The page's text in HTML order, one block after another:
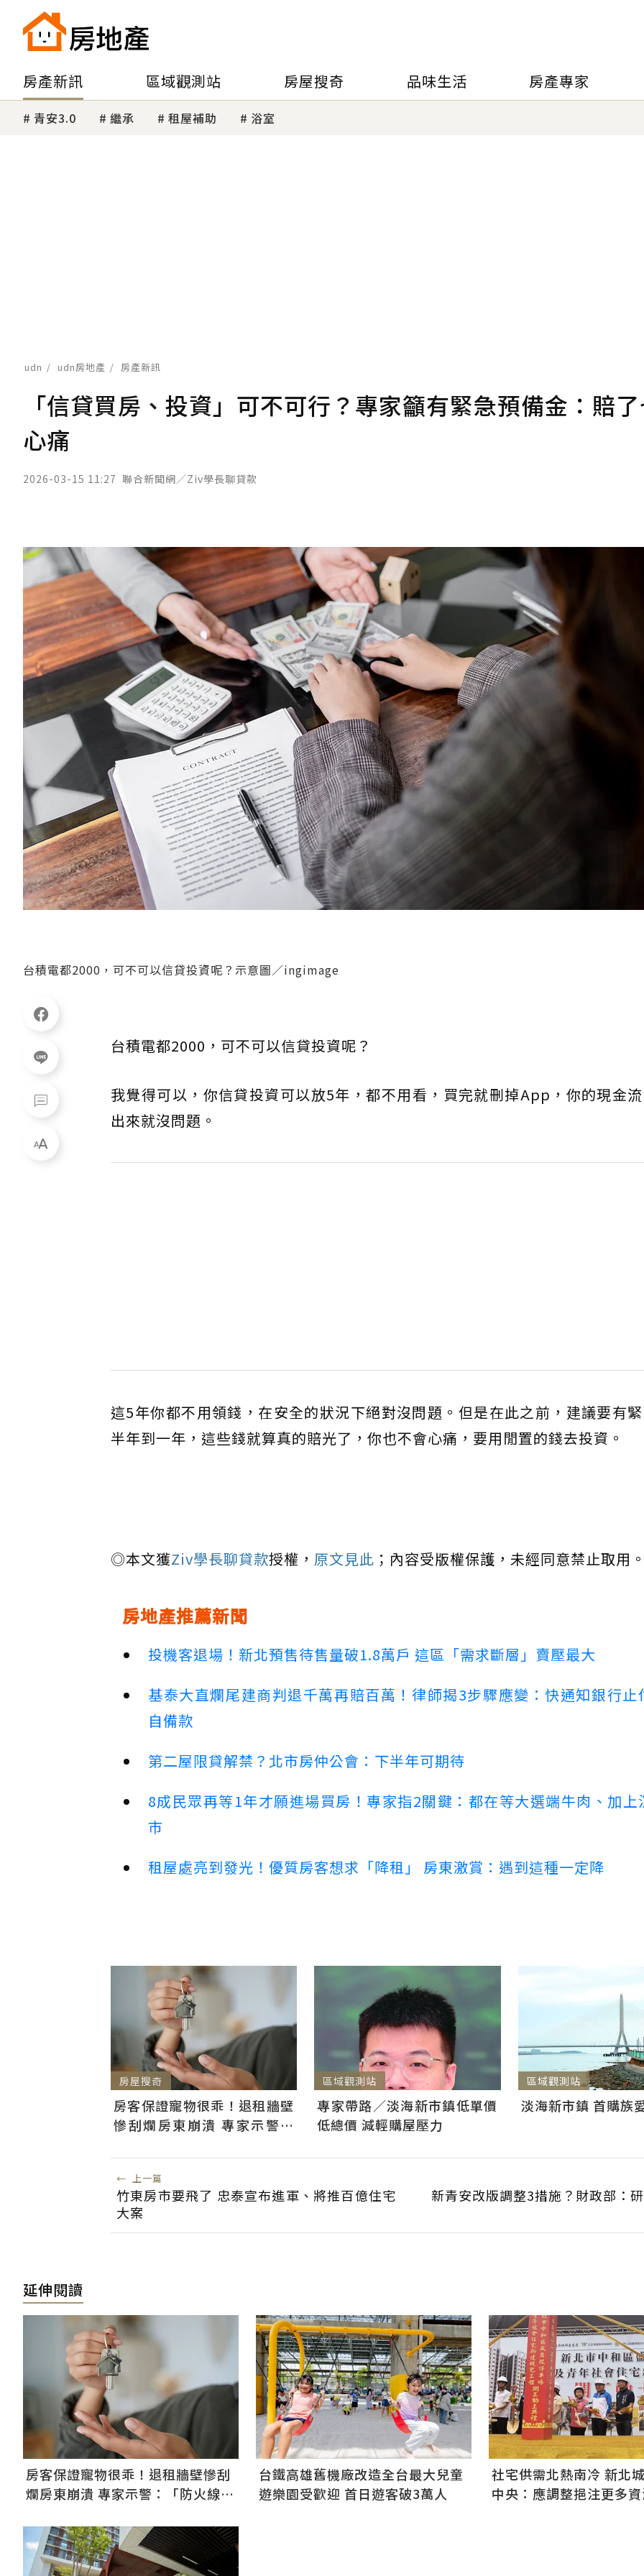
房產新訊 區域觀測站 房屋搜奇 品味生活 房產專家
青安3.0 繼承 租屋補助 浴室
udn udn房地產 房產新訊
「信貸買房、投資」可不可行？專家籲有緊急預備金：賠
心痛
2026-03-15 11:27 聯合新聞網／Ziv學長聊貸款
台積電都2000，可不可以信貸投資呢？示意圖／ingimage
台積電都2000，可不可以信貸投資呢？
我覺得可以，你信貸投資可以放5年，都不用看，買完就刪掉App，你的現金
出來就沒問題。
這5年你都不用領錢，在安全的狀況下絕對沒問題。但是在此之前，建議要有
半年到一年，這些錢就算真的賠光了，你也不會心痛，要用閒置的錢去投資。
◎本文獲Ziv學長聊貸款授權， 原文見此 ；內容受版權保護，未經同意禁止取用。
房地產推薦新聞
投機客退場！新北預售待售量破1.8萬戶 這區「需求斷層」賣壓最大
基泰大直爛尾建商判退千萬再賠百萬！律師揭3步驟應變：快通知銀行止
自備款
第二屋限貸解禁？北市房仲公會：下半年可期待
8成民眾再等1年才願進場買房！專家指2關鍵：都在等大選端牛肉、加上
市
租屋處亮到發光！優質房客想求「降租」 房東激賞：遇到這種一定降
房屋搜奇
房客保證寵物很乖！退租牆壁
慘刮爛房東崩潰 專家示警：
區域觀測站
專家帶路／淡海新市鎮低單價
低總價 減輕購屋壓力
區域觀測站
淡海新市鎮 首購族
← 上一篇
竹東房市要飛了 忠泰宣布進軍、將推百億住宅
大案
新青安改版調整3措施？財政部：
延伸閱讀
房客保證寵物很乖！退租牆壁慘刮
爛房東崩潰 專家示警：「防火線」
台鐵高雄舊機廠改造全台最大兒童
遊樂園受歡迎 首日遊客破3萬人
社宅供需北熱南冷 新北
中央：應調整挹注更多